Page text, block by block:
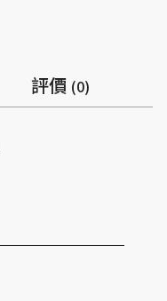
評價 (0)